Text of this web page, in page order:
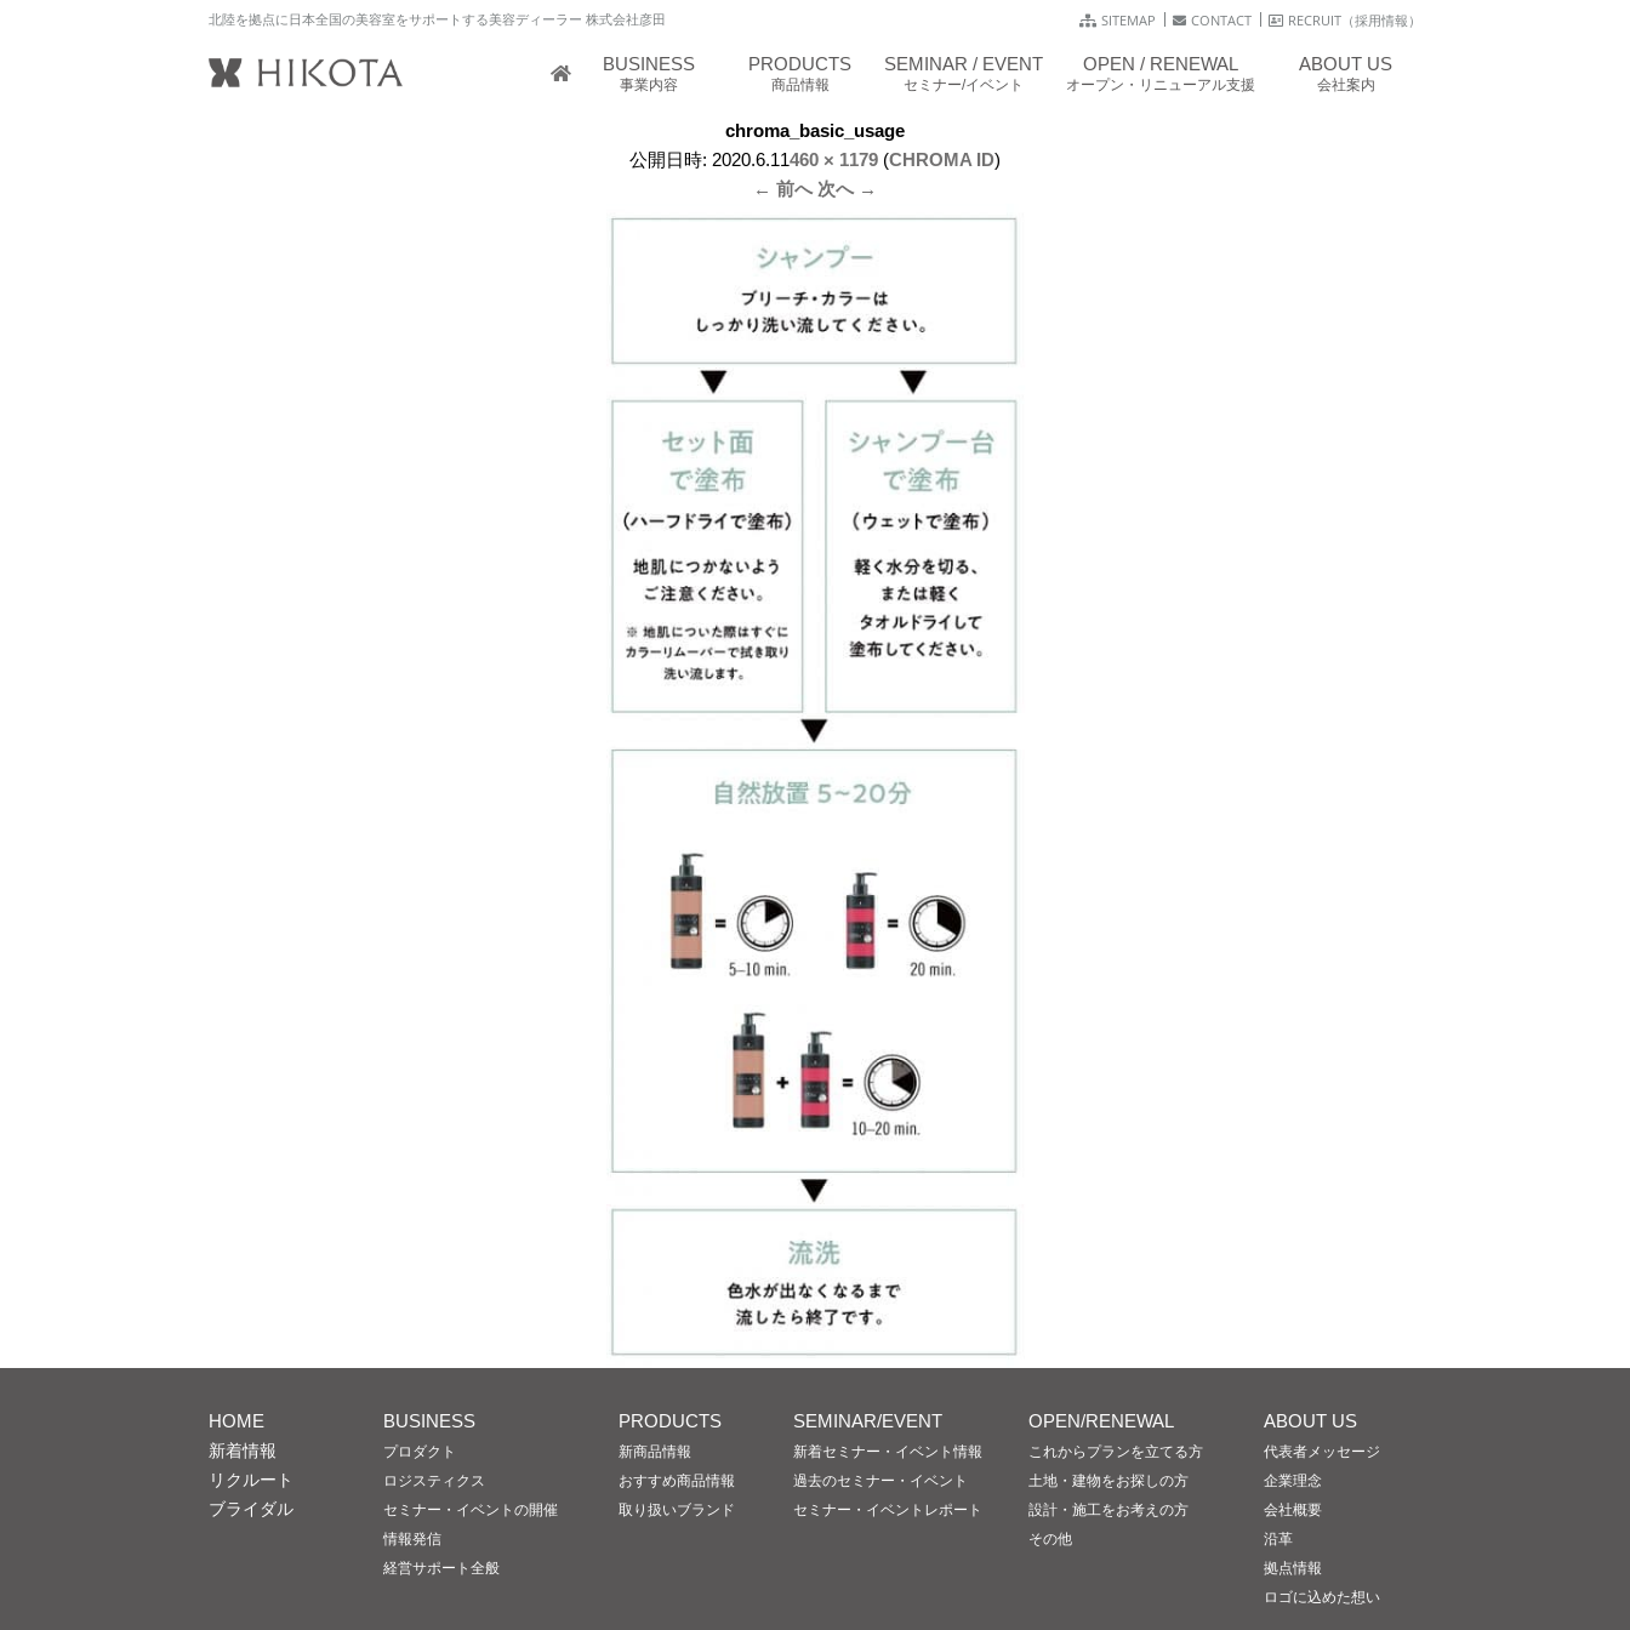
北陸を拠点に日本全国の美容室をサポートする美容ディーラー 株式会社彦田 SITEMAP CONTACT RECRUIT（採用情報）
BUSINESS
事業内容
PRODUCTS
商品情報
SEMINAR / EVENT
セミナー/イベント
OPEN / RENEWAL
オープン・リニューアル支援
ABOUT US
会社案内
chroma_basic_usage
公開日時: 2020.6.11460 × 1179 (CHROMA ID)
← 前へ 次へ →
HOME
新着情報
リクルート
ブライダル
BUSINESS
プロダクト
ロジスティクス
セミナー・イベントの開催
情報発信
経営サポート全般
PRODUCTS
新商品情報
おすすめ商品情報
取り扱いブランド
SEMINAR/EVENT
新着セミナー・イベント情報
過去のセミナー・イベント
セミナー・イベントレポート
OPEN/RENEWAL
これからプランを立てる方
土地・建物をお探しの方
設計・施工をお考えの方
その他
ABOUT US
代表者メッセージ
企業理念
会社概要
沿革
拠点情報
ロゴに込めた想い